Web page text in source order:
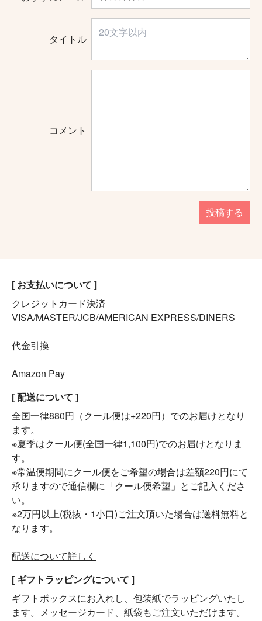
タイトル
コメント
投稿する
[ お支払いについて ]
クレジットカード決済
VISA/MASTER/JCB/AMERICAN EXPRESS/DINERS
代金引換
Amazon Pay
[ 配送について ]
全国一律880円（クール便は+220円）でのお届けとなり
ます。
※夏季はクール便(全国一律1,100円)でのお届けとなりま
す。
※常温便期間にクール便をご希望の場合は差額220円にて
承りますので通信欄に「クール便希望」とご記入くださ
い。
※2万円以上(税抜・1小口)ご注文頂いた場合は送料無料と
なります。
配送について詳しく
[ ギフトラッピングについて ]
ギフトボックスにお入れし、包装紙でラッピングいたし
ます。メッセージカード、紙袋もご注文いただけます。